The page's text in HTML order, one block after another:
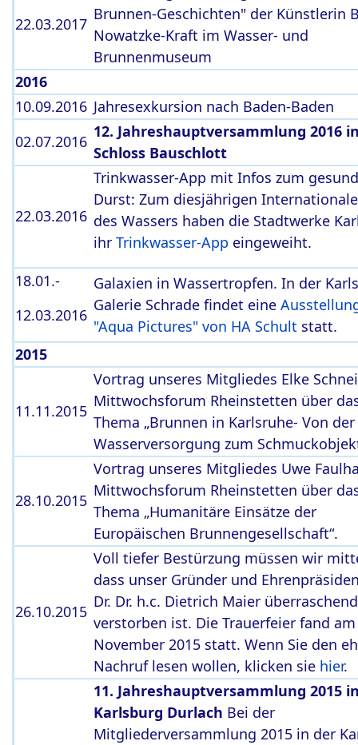
22.03.2017
Brunnen-Geschichten" der Künstlerin
Nowatzke-Kraft im Wasser- und
Brunnenmuseum
2016
10.09.2016 Jahresexkursion nach Baden-Baden
02.07.2016
12. Jahreshauptversammlung 2016
Schloss Bauschlott
22.03.2016
Trinkwasser-App mit Infos zum
Durst: Zum diesjährigen
des Wassers haben die Stadtwerke
ihr Trinkwasser-App eingeweiht.
18.01.-
12.03.2016
Galaxien in Wassertropfen. In der
Galerie Schrade findet eine
"Aqua Pictures" von HA Schult statt.
2015
11.11.2015
Vortrag unseres Mitgliedes Elke
Mittwochsforum Rheinstetten über
Thema „Brunnen in Karlsruhe- Von der
Wasserversorgung zum
28.10.2015
Vortrag unseres Mitgliedes Uwe
Mittwochsforum Rheinstetten über
Thema „Humanitäre Einsätze der
Europäischen Brunnengesellschaft“.
26.10.2015
Voll tiefer Bestürzung müssen wir
dass unser Gründer und
Dr. Dr. h.c. Dietrich Maier überraschend
verstorben ist. Die Trauerfeier fand
November 2015 statt. Wenn Sie den
Nachruf lesen wollen, klicken sie hier.
11. Jahreshauptversammlung 2015
Karlsburg Durlach Bei der
Mitgliederversammlung 2015 in der